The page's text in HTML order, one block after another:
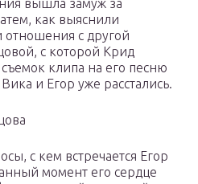
вышла замуж за
как выяснили
отношения с другой
с которой Крид
клипа на его песню
и Егор уже расстались.
с кем встречается Егор
момент его сердце